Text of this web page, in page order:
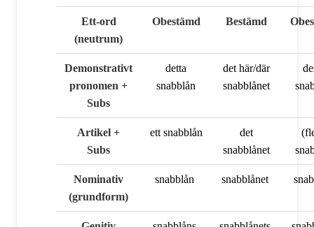
Ett-ord
(neutrum)
Obestämd Bestämd
Demonstrativt
pronomen +
Subs
detta
snabblån
det här/där
snabblånet
Artikel +
Subs
ett snabblån
det
snabblånet
Nominativ
(grundform)
snabblån snabblånet